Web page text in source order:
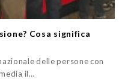
Cosa significa
delle persone con
il…